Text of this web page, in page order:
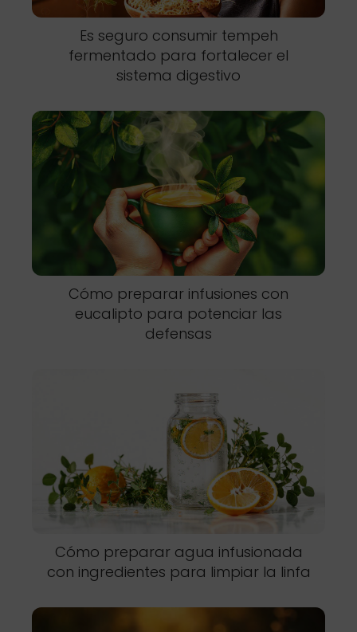
Es seguro consumir tempeh
fermentado para fortalecer el
sistema digestivo
Cómo preparar infusiones con
eucalipto para potenciar las
defensas
Cómo preparar agua infusionada
con ingredientes para limpiar la linfa